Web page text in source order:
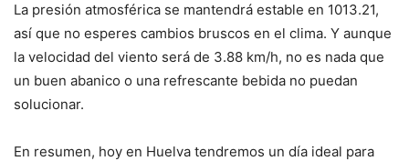
La presión atmosférica se mantendrá estable en 1013.21,
así que no esperes cambios bruscos en el clima. Y aunque
la velocidad del viento será de 3.88 km/h, no es nada que
un buen abanico o una refrescante bebida no puedan
solucionar.
En resumen, hoy en Huelva tendremos un día ideal para